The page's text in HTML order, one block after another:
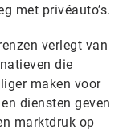
met privéauto’s.
verlegt van
die
maken voor
diensten geven
marktdruk op